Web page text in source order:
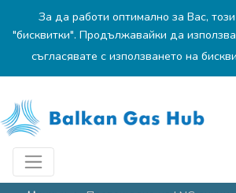
За да работи оптимално за Вас,
"бисквитки". Продължавайки да
съгласявате с използването на